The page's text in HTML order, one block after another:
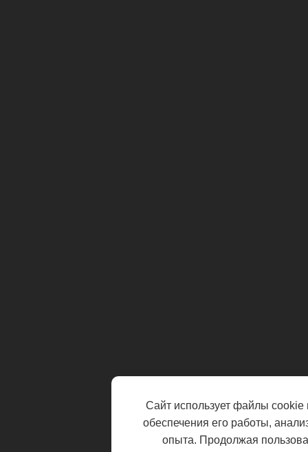
Сайт использует файлы cookie
обеспечения его работы,
опыта. Продолжая